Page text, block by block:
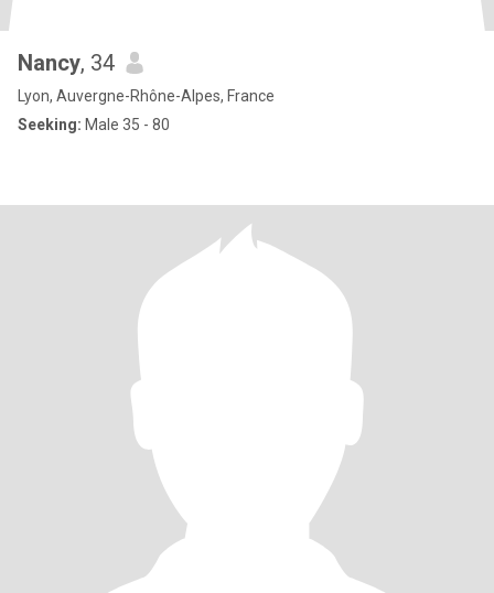
Nancy, 34
Lyon, Auvergne-Rhône-Alpes, France
Seeking: Male 35 - 80